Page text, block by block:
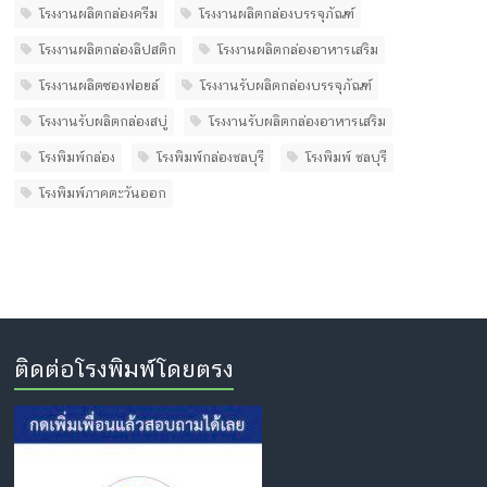
โรงงานผลิตกล่องครีม โรงงานผลิตกล่องบรรจุภัณฑ์
โรงงานผลิตกล่องลิปสติก โรงงานผลิตกล่องอาหารเสริม
โรงงานผลิตซองฟอยล์ โรงงานรับผลิตกล่องบรรจุภัณฑ์
โรงงานรับผลิตกล่องสบู่ โรงงานรับผลิตกล่องอาหารเสริม
โรงพิมพ์กล่อง โรงพิมพ์กล่องชลบุรี โรงพิมพ์ ชลบุรี
โรงพิมพ์ภาคตะวันออก
ติดต่อโรงพิมพ์โดยตรง